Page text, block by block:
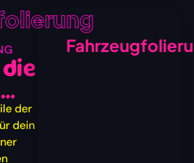
der
dein